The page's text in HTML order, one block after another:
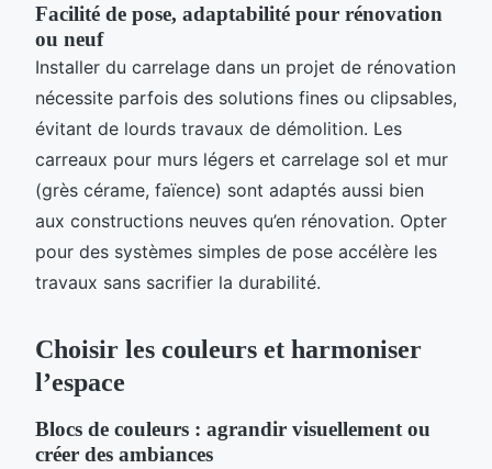
Facilité de pose, adaptabilité pour rénovation
ou neuf
Installer du carrelage dans un projet de rénovation
nécessite parfois des solutions fines ou clipsables,
évitant de lourds travaux de démolition. Les
carreaux pour murs légers et carrelage sol et mur
(grès cérame, faïence) sont adaptés aussi bien
aux constructions neuves qu’en rénovation. Opter
pour des systèmes simples de pose accélère les
travaux sans sacrifier la durabilité.
Choisir les couleurs et harmoniser
l’espace
Blocs de couleurs : agrandir visuellement ou
créer des ambiances